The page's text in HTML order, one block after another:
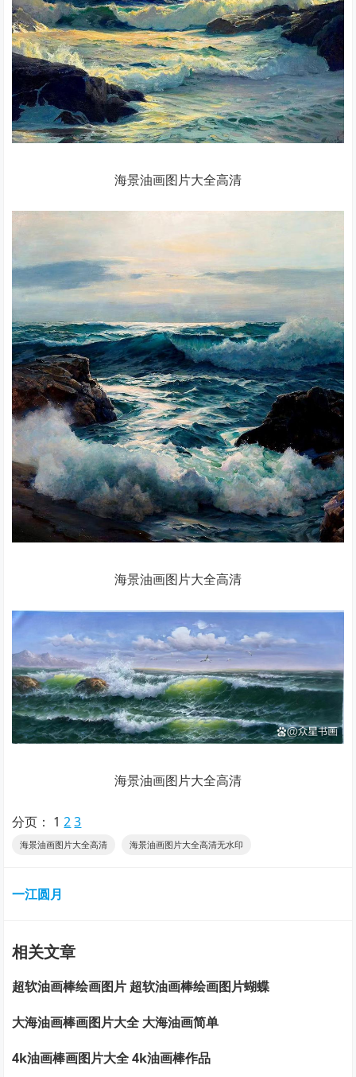
海景油画图片大全高清
海景油画图片大全高清
海景油画图片大全高清
分页： 1 2 3
海景油画图片大全高清 海景油画图片大全高清无水印
一江圆月
相关文章
超软油画棒绘画图片 超软油画棒绘画图片蝴蝶
大海油画棒画图片大全 大海油画简单
4k油画棒画图片大全 4k油画棒作品